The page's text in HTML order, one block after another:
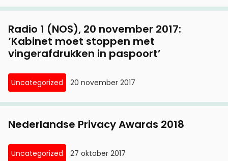
Radio 1 (NOS), 20 november 2017:
‘Kabinet moet stoppen met
vingerafdrukken in paspoort’
Uncategorized 20 november 2017
Nederlandse Privacy Awards 2018
Uncategorized 27 oktober 2017